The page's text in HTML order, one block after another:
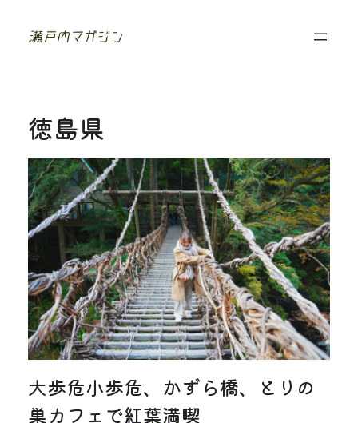
川
夫
婦
フ
ォ
ト
ジ
ャ
ー
ナ
ル
徳島県
大歩危小歩危、かずら橋、とりの
巣カフェで紅葉満喫